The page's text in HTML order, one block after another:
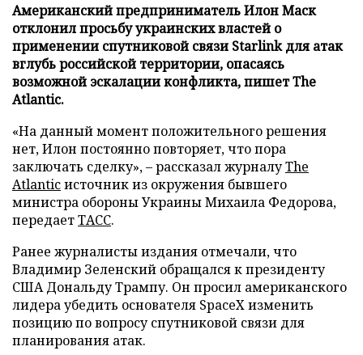
Американский предприниматель Илон Маск
отклонил просьбу украинских властей о
применении спутниковой связи Starlink для атак
вглубь российской территории, опасаясь
возможной эскалации конфликта, пишет The
Atlantic.
«На данный момент положительного решения
нет, Илон постоянно повторяет, что пора
заключать сделку», – рассказал журналуThe
Atlanticисточник из окружения бывшего
министра обороны Украины Михаила Федорова,
передаетТАСС.
Ранее журналисты издания отмечали, что
Владимир Зеленский обращался к президенту
США Дональду Трампу. Он просил американского
лидера убедить основателя SpaceX изменить
позицию по вопросу спутниковой связи для
планирования атак.